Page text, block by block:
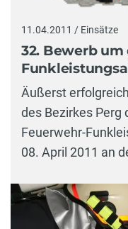
11.04.2011 / Einsätze
32. Bewerb
Äußerst
des Bezirkes Perg
Feuerwehr-
08. April 2011 an